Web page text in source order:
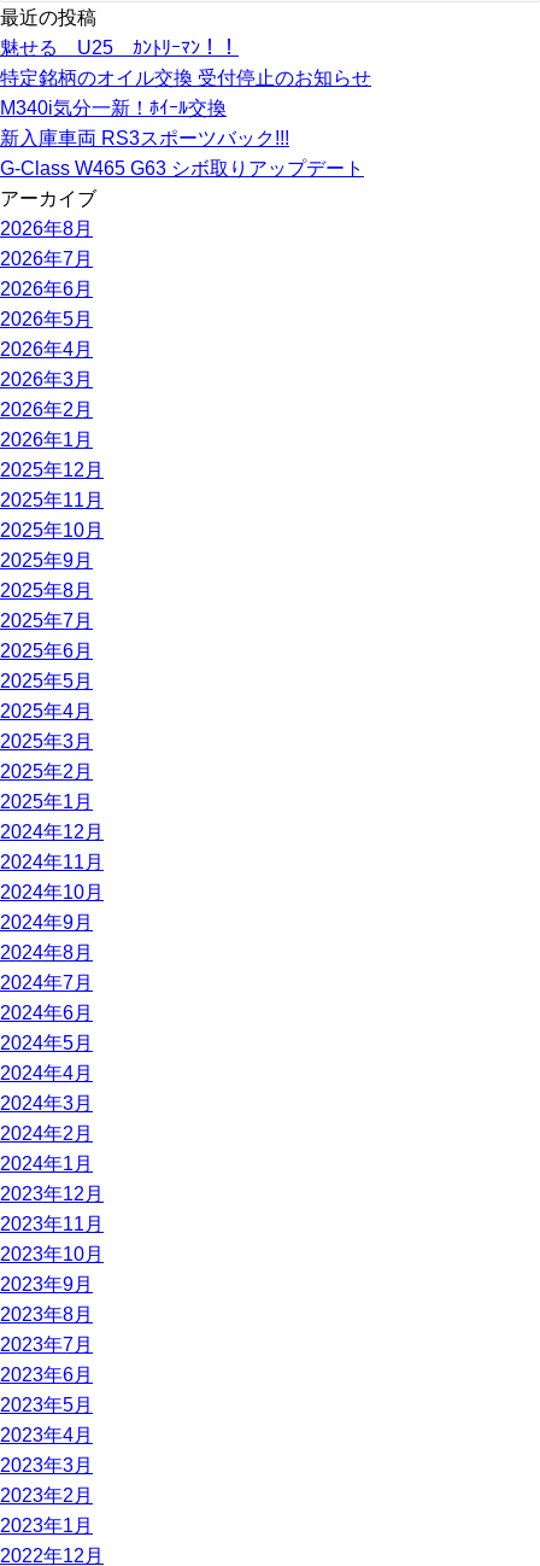
最近の投稿
魅せる U25 ｶﾝﾄﾘｰﾏﾝ！！
特定銘柄のオイル交換 受付停止のお知らせ
M340i気分一新！ﾎｲｰﾙ交換
新入庫車両 RS3スポーツバック!!!
G-Class W465 G63 シボ取りアップデート
アーカイブ
2026年8月
2026年7月
2026年6月
2026年5月
2026年4月
2026年3月
2026年2月
2026年1月
2025年12月
2025年11月
2025年10月
2025年9月
2025年8月
2025年7月
2025年6月
2025年5月
2025年4月
2025年3月
2025年2月
2025年1月
2024年12月
2024年11月
2024年10月
2024年9月
2024年8月
2024年7月
2024年6月
2024年5月
2024年4月
2024年3月
2024年2月
2024年1月
2023年12月
2023年11月
2023年10月
2023年9月
2023年8月
2023年7月
2023年6月
2023年5月
2023年4月
2023年3月
2023年2月
2023年1月
2022年12月